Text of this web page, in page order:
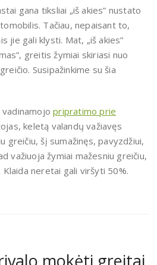
gana tiksliai „iš akies” nustato
Tačiau, nepaisant to,
jie gali klysti. Mat, „iš akies”
greitis žymiai skiriasi nuo
Susipažinkime su šia
vadinamojopripratimo prie
keletą valandų važiavęs
greičiu, šį sumažinęs, pavyzdžiui,
važiuoja žymiai mažesniu greičiu,
neretai gali viršyti 50%.
mokėti greitai